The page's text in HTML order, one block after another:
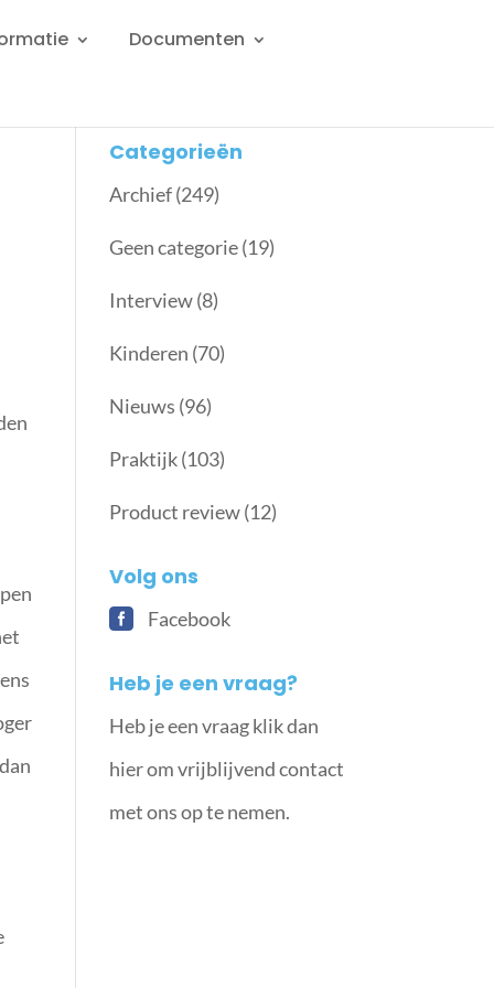
Documenten
Categorieën
Archief(249)
Geen categorie(19)
Interview(8)
Kinderen (70)
Nieuws (96)
Praktijk(103)
Product review(12)
Volg ons
Facebook
Heb je een vraag?
Heb je een vraag klik dan
hier om vrijblijvend contact
met ons op te nemen.